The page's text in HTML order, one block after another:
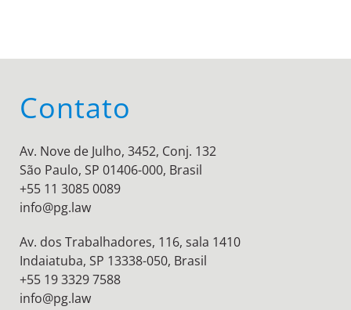
Contato
Av. Nove de Julho, 3452, Conj. 132
São Paulo, SP 01406-000, Brasil
+55 11 3085 0089
info@pg.law
Av. dos Trabalhadores, 116, sala 1410
Indaiatuba, SP 13338-050, Brasil
+55 19 3329 7588
info@pg.law